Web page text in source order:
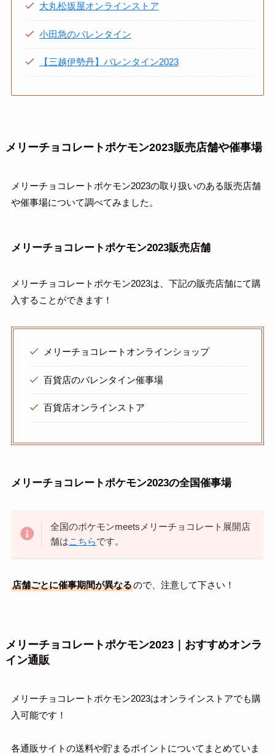
大丸松坂屋オンラインストア
小田急のバレンタイン
【三越伊勢丹】バレンタイン2023
メリーチョコレートポケモン2023販売店舗や催事場
メリーチョコレートポケモン2023の取り扱いのある販売店舗
や催事場について調べてみました。
メリーチョコレートポケモン2023販売店舗
メリーチョコレートポケモン2023は、下記の販売店舗にて購
入することができます！
メリーチョコレートオンラインショップ
百貨店のバレンタイン催事場
百貨店オンラインストア
メリーチョコレートポケモン2023の全国催事場
全国のポケモンmeetsメリーチョコレート展開店
舗はこちらです。
店舗ごとに催事期間が異なるので、注意して下さい！
メリーチョコレートポケモン2023｜おすすめオンラ
イン通販
メリーチョコレートポケモン2023はオンラインストアでも購
入可能です！
各通販サイトの送料や貯まるポイントについてまとめていま